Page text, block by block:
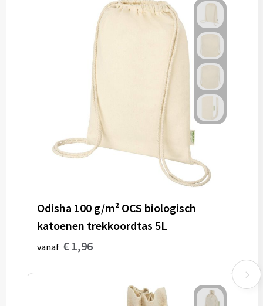
Odisha 100 g/m² OCS biologisch
katoenen trekkoordtas 5L
vanaf € 1,96